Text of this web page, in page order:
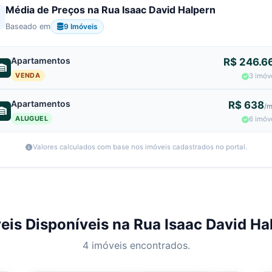
Média de Preços na Rua Isaac David Halpern
Baseado em 9 Imóveis
Apartamentos
VENDA
R$
3
Apartamentos
ALUGUEL
R$ 638/
6
Valores calculados com base nos imóveis cadastrados no portal.
Disponíveis na Rua Isaac David
4 imóveis encontrados.